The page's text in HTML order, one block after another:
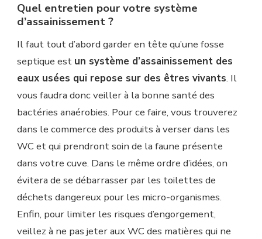
Quel entretien pour votre système
d’assainissement ?
Il faut tout d’abord garder en tête qu’une fosse
septique est un système d’assainissement des
eaux usées qui repose sur des êtres vivants. Il
vous faudra donc veiller à la bonne santé des
bactéries anaérobies. Pour ce faire, vous trouverez
dans le commerce des produits à verser dans les
WC et qui prendront soin de la faune présente
dans votre cuve. Dans le même ordre d’idées, on
évitera de se débarrasser par les toilettes de
déchets dangereux pour les micro-organismes.
Enfin, pour limiter les risques d’engorgement,
veillez à ne pas jeter aux WC des matières qui ne